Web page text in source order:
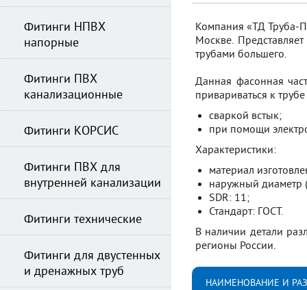
Компания «ТД Труба-
Москве.
трубами большего.
Данная фасонная
привариваться к
сваркой встык;
при помощи
Характеристики:
материал
наружный диаметр
SDR: 11;
Стандарт: ГОСТ.
В наличии детали
регионы России.
НАИМЕНОВАНИЕ И
Фитинги НПВХ
напорные
Фитинги ПВХ
канализационные
Фитинги КОРСИС
Фитинги ПВХ для
внутренней канализации
Фитинги технические
Фитинги для двустенных
и дренажных труб